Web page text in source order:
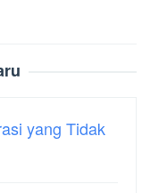
yang Tidak